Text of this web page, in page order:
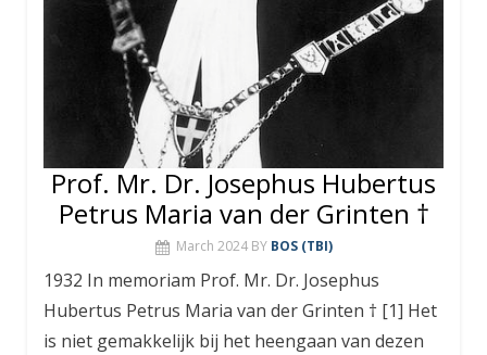
Prof. Mr. Dr. Josephus Hubertus
Petrus Maria van der Grinten †
March 2024 BY BOS (TBI)
1932 In memoriam Prof. Mr. Dr. Josephus
Hubertus Petrus Maria van der Grinten † [1] Het
is niet gemakkelijk bij het heengaan van dezen